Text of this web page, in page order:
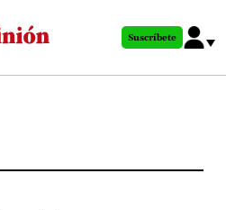
al
principal
Suscríbete